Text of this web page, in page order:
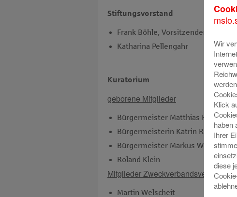
Stiftungsvorstand
Frank Böhle, Vorsitzender
Katharina Pellengahr
Kuratorium
geborene Mitglieder
Bürgermeister Matthias Harman,
Bürgermeisterin Katrin Reuscher,
Bürgermeister Markus Wiewel
Roland Klein
Mitglieder
Martin Welscheit
Wir
Klick
haben
Ihrer
diese